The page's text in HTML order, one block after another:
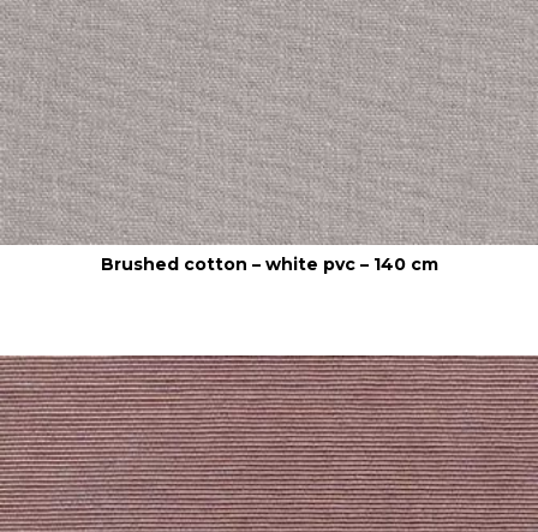
Brushed cotton – white pvc – 140 cm